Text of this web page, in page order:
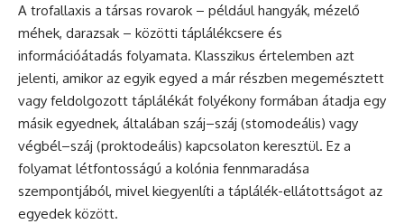
A trofallaxis a társas rovarok – például hangyák, mézelő
méhek, darazsak – közötti táplálékcsere és
információátadás folyamata. Klasszikus értelemben azt
jelenti, amikor az egyik egyed a már részben megemésztett
vagy feldolgozott táplálékát folyékony formában átadja egy
másik egyednek, általában száj–száj (stomodeális) vagy
végbél–száj (proktodeális) kapcsolaton keresztül. Ez a
folyamat létfontosságú a kolónia fennmaradása
szempontjából, mivel kiegyenlíti a táplálék-ellátottságot az
egyedek között.